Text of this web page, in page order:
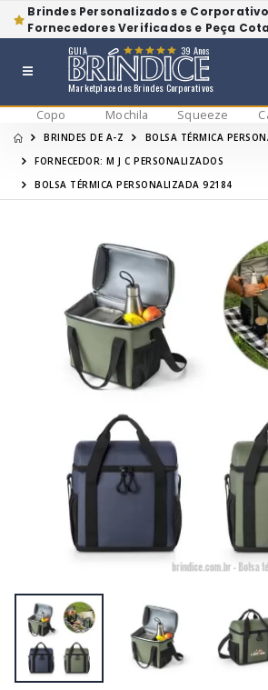
Brindes Personalizados e
Fornecedores Verificados e Peça
Marketplace dos Brindes Corporativos
GUIA 39 Anos
Copo Mochila Squeeze
BRINDES DE A-Z
BOLSA TÉRMICA
FORNECEDOR: M J C PERSONALIZADOS
BOLSA TÉRMICA PERSONALIZADA 92184